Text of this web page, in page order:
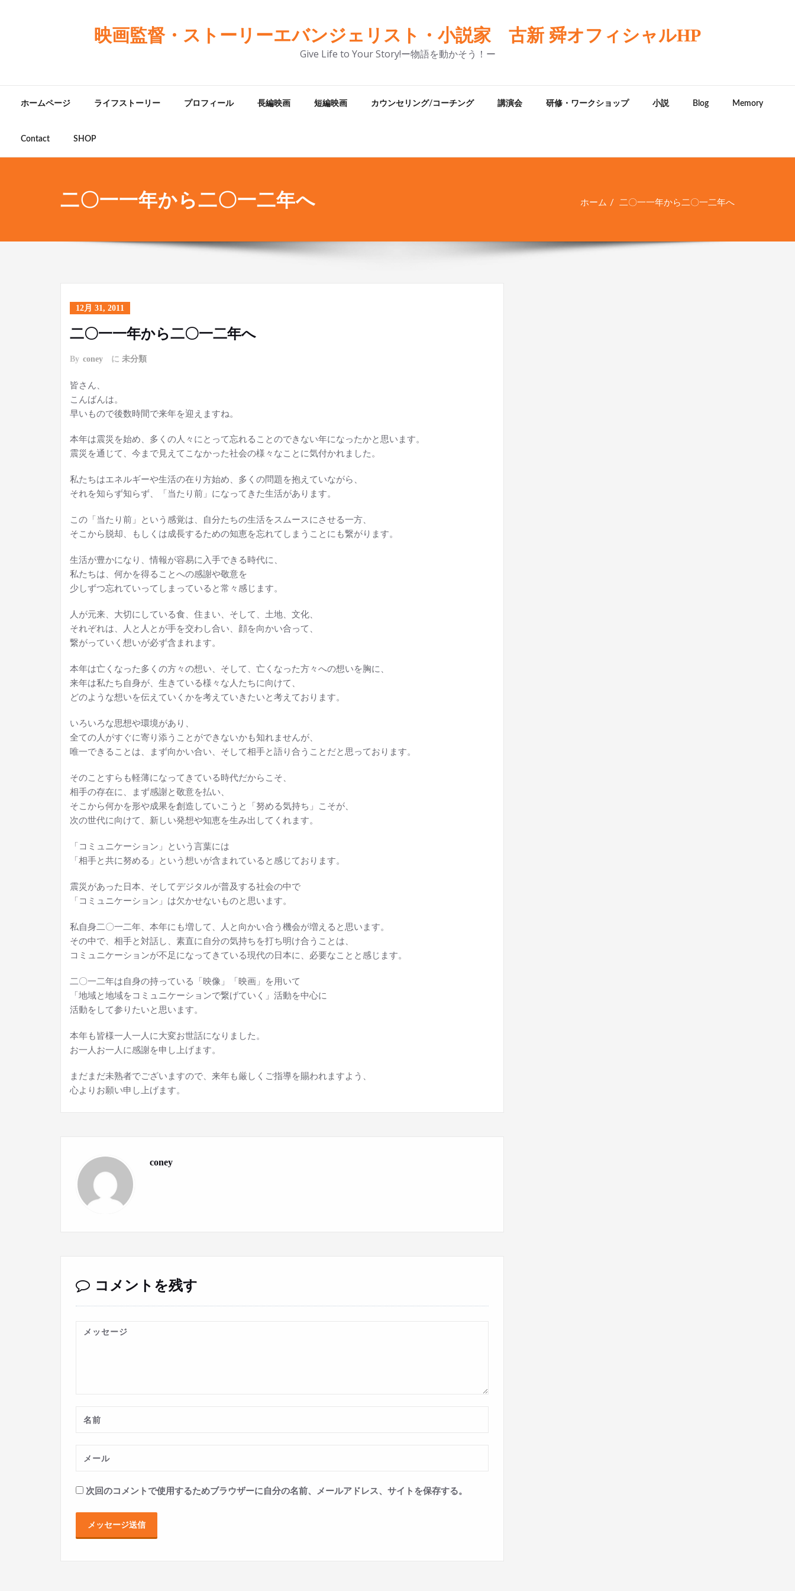
映画監督・ストーリーエバンジェリスト・小説家 古新 舜オフィシャルHP
Give Life to Your Story!ー物語を動かそう！ー
ホームページ ライフストーリー プロフィール 長編映画 短編映画 カウンセリング/コーチング 講演会 研修・ワークショップ 小説 Blog Memory
Contact SHOP
二〇一一年から二〇一二年へ ホーム 二〇一一年から二〇一二年へ
12月 31, 2011
二〇一一年から二〇一二年へ
By coney に 未分類
皆さん、
こんばんは。
早いもので後数時間で来年を迎えますね。
本年は震災を始め、多くの人々にとって忘れることのできない年になったかと思います。
震災を通じて、今まで見えてこなかった社会の様々なことに気付かれました。
私たちはエネルギーや生活の在り方始め、多くの問題を抱えていながら、
それを知らず知らず、「当たり前」になってきた生活があります。
この「当たり前」という感覚は、自分たちの生活をスムースにさせる一方、
そこから脱却、もしくは成長するための知恵を忘れてしまうことにも繋がります。
生活が豊かになり、情報が容易に入手できる時代に、
私たちは、何かを得ることへの感謝や敬意を
少しずつ忘れていってしまっていると常々感じます。
人が元来、大切にしている食、住まい、そして、土地、文化、
それぞれは、人と人とが手を交わし合い、顔を向かい合って、
繋がっていく想いが必ず含まれます。
本年は亡くなった多くの方々の想い、そして、亡くなった方々への想いを胸に、
来年は私たち自身が、生きている様々な人たちに向けて、
どのような想いを伝えていくかを考えていきたいと考えております。
いろいろな思想や環境があり、
全ての人がすぐに寄り添うことができないかも知れませんが、
唯一できることは、まず向かい合い、そして相手と語り合うことだと思っております。
そのことすらも軽薄になってきている時代だからこそ、
相手の存在に、まず感謝と敬意を払い、
そこから何かを形や成果を創造していこうと「努める気持ち」こそが、
次の世代に向けて、新しい発想や知恵を生み出してくれます。
「コミュニケーション」という言葉には
「相手と共に努める」という想いが含まれていると感じております。
震災があった日本、そしてデジタルが普及する社会の中で
「コミュニケーション」は欠かせないものと思います。
私自身二〇一二年、本年にも増して、人と向かい合う機会が増えると思います。
その中で、相手と対話し、素直に自分の気持ちを打ち明け合うことは、
コミュニケーションが不足になってきている現代の日本に、必要なことと感じます。
二〇一二年は自身の持っている「映像」「映画」を用いて
「地域と地域をコミュニケーションで繋げていく」活動を中心に
活動をして参りたいと思います。
本年も皆様一人一人に大変お世話になりました。
お一人お一人に感謝を申し上げます。
まだまだ未熟者でございますので、来年も厳しくご指導を賜われますよう、
心よりお願い申し上げます。
coney
コメントを残す
次回のコメントで使用するためブラウザーに自分の名前、メールアドレス、サイトを保存する。